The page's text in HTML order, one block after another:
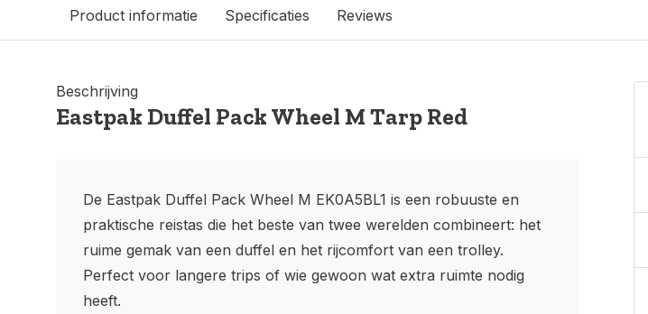
Product informatie Specificaties Reviews
Beschrijving
Eastpak Duffel Pack Wheel M Tarp Red
De Eastpak Duffel Pack Wheel M EK0A5BL1 is een robuuste en
praktische reistas die het beste van twee werelden combineert: het
ruime gemak van een duffel en het rijcomfort van een trolley.
Perfect voor langere trips of wie gewoon wat extra ruimte nodig
heeft.